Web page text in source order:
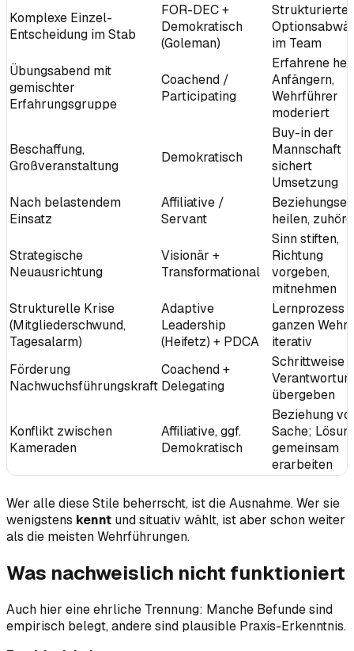
Komplexe Einzel-
Entscheidung im Stab
FOR-DEC +
Demokratisch
(Goleman)
Strukturierte
im Team
Übungsabend mit
gemischter
Erfahrungsgruppe
Coachend /
Participating
Erfahrene
Anfängern,
Wehrführer
moderiert
Beschaffung,
Großveranstaltung
Demokratisch
Buy-in der
Mannschaft
sichert
Umsetzung
Nach belastendem
Einsatz
Affiliative /
Servant
heilen,
Strategische
Neuausrichtung
Visionär +
Transformational
Sinn stiften,
Richtung
vorgeben,
mitnehmen
Strukturelle Krise
(Mitgliederschwund,
Tagesalarm)
Adaptive
Leadership
(Heifetz) + PDCA
Lernprozess
ganzen Wehr,
iterativ
Förderung
Nachwuchsführungskraft
Coachend +
Delegating
Schrittweise
übergeben
Konflikt zwischen
Kameraden
Affiliative, ggf.
Demokratisch
Beziehung
Sache;
gemeinsam
erarbeiten
Wer alle diese Stile beherrscht, ist die Ausnahme. Wer sie
wenigstens kennt und situativ wählt, ist aber schon weiter
als die meisten Wehrführungen.
Was nachweislich nicht funktioniert
Auch hier eine ehrliche Trennung: Manche Befunde sind
empirisch belegt, andere sind plausible Praxis-Erkenntnis.